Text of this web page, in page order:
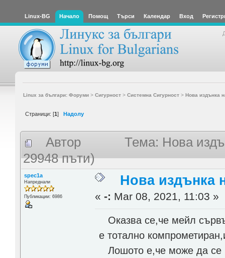
Linux-BG Начало Помощ Търси Календар Вход
Linux за българи: Форуми> Сигурност> Системна Сигурност> Нова издънка
Страници: [1] Надолу
Автор
Тема: Нова
29948 пъти)
spec1a
Напреднали
Публикации: 6986
Нова издънка
«-: Mar 08, 2021, 11:03 »
Оказва се,че мейл
е тотално
Лошото е,че може да се